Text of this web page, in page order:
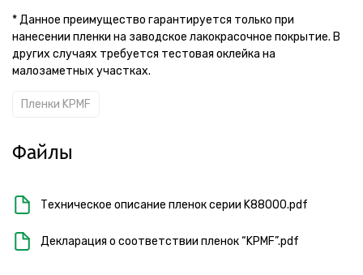
* Данное преимущество гарантируется только при
нанесении пленки на заводское лакокрасочное покрытие. В
других случаях требуется тестовая оклейка на
малозаметных участках.
Пленки KPMF
Файлы
Техническое описание пленок серии K88000.pdf
Декларация о соответствии пленок “KPMF”.pdf